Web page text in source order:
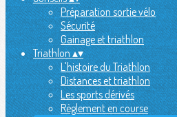
Préparation sortie vélo
Sécurité
Gainage et triathlon
Triathlon▴▾
L'histoire du Triathlon
Distances et triathlon
Les sports dérivés
Règlement en course